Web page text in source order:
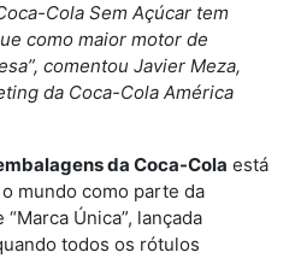
Cola Sem Açúcar tem
como maior motor de
comentou Javier Meza,
da Coca-Cola América
da Coca-Cola está
mundo como parte da
Única”, lançada
todos os rótulos